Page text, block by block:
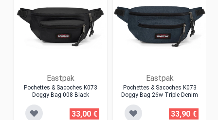
Eastpak
Pochettes & Sacoches K073
Doggy Bag 008 Black
33,00 €
Eastpak
Pochettes & Sacoches K073
Doggy Bag 26w Triple Denim
33,90 €